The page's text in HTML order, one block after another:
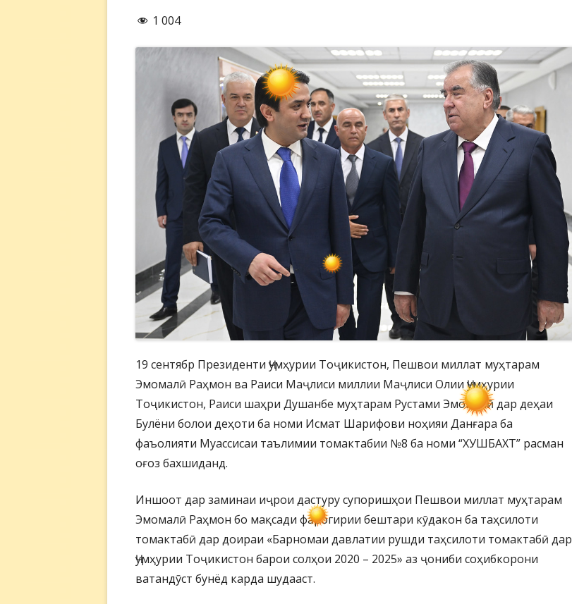
1 004
19 сентябр Президенти Ҷумҳурии Тоҷикистон, Пешвои миллат муҳтарам
Эмомалӣ Раҳмон ва Раиси Маҷлиси миллии Маҷлиси Олии Ҷумҳурии
Тоҷикистон, Раиси шаҳри Душанбе муҳтарам Рустами Эмомалӣ дар деҳаи
Булёни болои деҳоти ба номи Исмат Шарифови ноҳияи Данғара ба
фаъолияти Муассисаи таълимии томактабии №8 ба номи “ХУШБАХТ” расман
оғоз бахшиданд.
Иншоот дар заминаи иҷрои дастуру супоришҳои Пешвои миллат муҳтарам
Эмомалӣ Раҳмон бо мақсади фарогирии бештари кӯдакон ба таҳсилоти
томактабӣ дар доираи «Барномаи давлатии рушди таҳсилоти томактабӣ дар
Ҷумҳурии Тоҷикистон барои солҳои 2020 – 2025» аз ҷониби соҳибкорони
ватандӯст бунёд карда шудааст.